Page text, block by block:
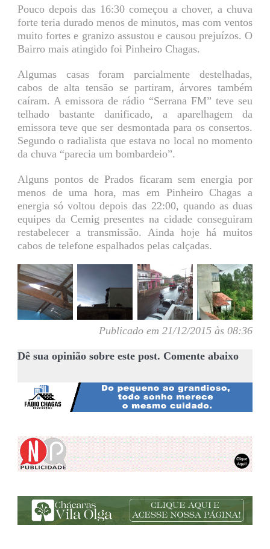
Pouco depois das 16:30 começou a chover, a chuva
forte teria durado menos de minutos, mas com ventos
muito fortes e granizo assustou e causou prejuízos. O
Bairro mais atingido foi Pinheiro Chagas.
Algumas casas foram parcialmente destelhadas,
cabos de alta tensão se partiram, árvores também
caíram. A emissora de rádio “Serrana FM” teve seu
telhado bastante danificado, a aparelhagem da
emissora teve que ser desmontada para os consertos.
Segundo o radialista que estava no local no momento
da chuva “parecia um bombardeio”.
Alguns pontos de Prados ficaram sem energia por
menos de uma hora, mas em Pinheiro Chagas a
energia só voltou depois das 22:00, quando as duas
equipes da Cemig presentes na cidade conseguiram
restabelecer a transmissão. Ainda hoje há muitos
cabos de telefone espalhados pelas calçadas.
Publicado em 21/12/2015 às 08:36
Dê sua opinião sobre este post. Comente abaixo